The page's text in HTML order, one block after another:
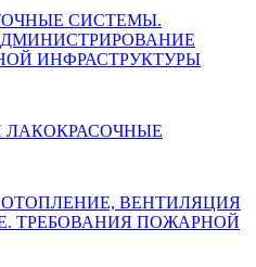
СИСТЕМЫ.
ИНФРАСТРУКТУРЫ
ЛАКОКРАСОЧНЫЕ
ОТОПЛЕНИЕ, ВЕНТИЛЯЦИЯ
ТРЕБОВАНИЯ ПОЖАРНОЙ